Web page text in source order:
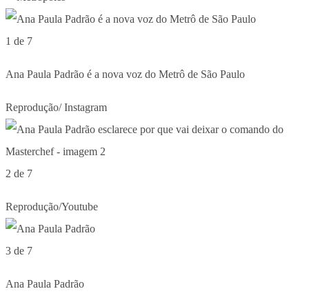
1 de 7
Ana Paula Padrão é a nova voz do Metrô de São Paulo
Reprodução/ Instagram
2 de 7
Reprodução/Youtube
3 de 7
Ana Paula Padrão